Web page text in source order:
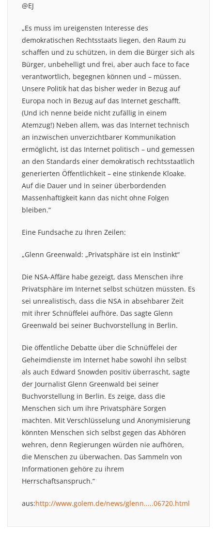
@EJ
„Es muss im ureigensten Interesse des
demokratischen Rechtsstaats liegen, den Raum zu
schaffen und zu schützen, in dem die Bürger sich als
Bürger, unbehelligt und frei, aber auch face to face
verantwortlich, begegnen können und – müssen.
Unsere Politik hat das bisher weder in Bezug auf
Europa noch in Bezug auf das Internet geschafft.
(Und ich nenne beide nicht zufällig in einem
Atemzug!) Neben allem, was das Internet technisch
an inzwischen unverzichtbarer Kommunikation
ermöglicht, ist das Internet politisch – und gemessen
an den Standards einer demokratisch rechtsstaatlich
generierten Öffentlichkeit – eine stinkende Kloake.
Auf die Dauer und in seiner überbordenden
Massenhaftigkeit kann das nicht ohne Folgen
bleiben.“
Eine Fundsache zu Ihren Zeilen:
„Glenn Greenwald: „Privatsphäre ist ein Instinkt“
Die NSA-Affäre habe gezeigt, dass Menschen ihre
Privatsphäre im Internet selbst schützen müssten. Es
sei unrealistisch, dass die NSA in absehbarer Zeit
mit ihrer Schnüffelei aufhöre. Das sagte Glenn
Greenwald bei seiner Buchvorstellung in Berlin.
Die öffentliche Debatte über die Schnüffelei der
Geheimdienste im Internet habe sowohl ihn selbst
als auch Edward Snowden positiv überrascht, sagte
der Journalist Glenn Greenwald bei seiner
Buchvorstellung in Berlin. Es zeige, dass die
Menschen sich um ihre Privatsphäre Sorgen
machten. Mit Verschlüsselung und Anonymisierung
könnten Menschen sich selbst gegen das Abhören
wehren, denn Regierungen würden nie aufhören,
die Menschen zu überwachen. Das Sammeln von
Informationen gehöre zu ihrem
Herrschaftsanspruch.“
aus:http://www.golem.de/news/glenn.....06720.html